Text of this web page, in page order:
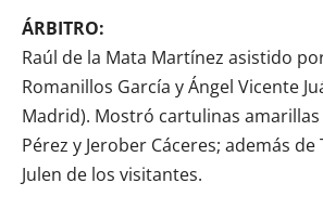
ÁRBITRO:
Raúl de la Mata Martínez asistido
Romanillos García y Ángel Vicente
Madrid). Mostró cartulinas amarillas
Pérez y Jerober Cáceres; además de
Julen de los visitantes.